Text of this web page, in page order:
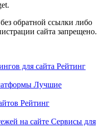
.
обратной ссылки либо
сайта запрещено.
Рейтинг
Лучшие
Рейтинг
Сервисы для